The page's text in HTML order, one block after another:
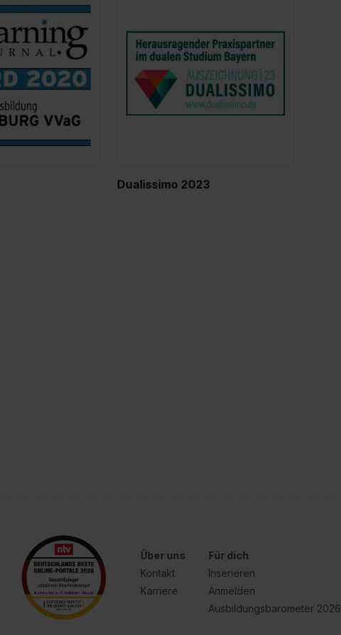
Dualissimo 2023
Über uns
Kontakt
Karriere
Für dich
Inserieren
Anmelden
Ausbildungsbarometer 2026